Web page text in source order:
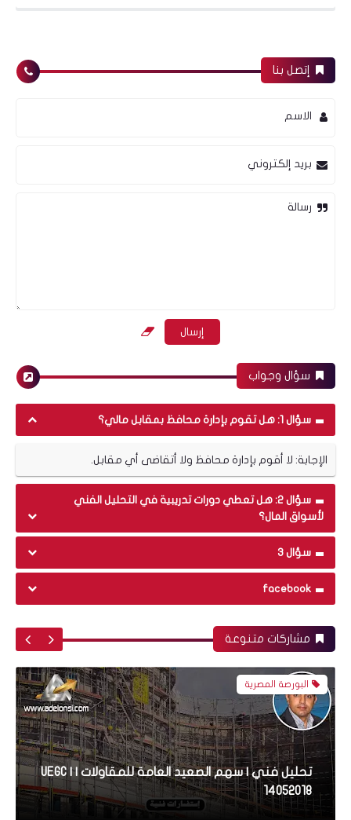
أغسطس 2019
أسواق عالمية
إتصل بنا
الاسم
بريد إلكتروني
رسالة
سؤال وجواب
سؤال 1: هل تقوم بإدارة محافظ بمقابل مالي؟
الإجابة: لا أقوم بإدارة محافظ ولا أتقاضى أي مقابل.
سؤال 2: هل تعطي دورات تدريبية في التحليل الفني
لأسواق المال؟
سؤال 3
facebook
مشاركات متنوعة
البورصة المصرية
تحليل فني | سهم المصرية لصناعة النشا والجلوكوز |
البورصة المصرية
تحليل فني | سهم الصعيد العامة للمقاولات | UEGC |
14052018